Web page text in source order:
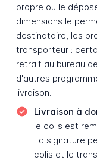
propre ou le
dimensions le
destinataire, les
transporteur :
retrait au bureau
d'autres
livraison.
Livraison à
le colis est
La signature
colis et le